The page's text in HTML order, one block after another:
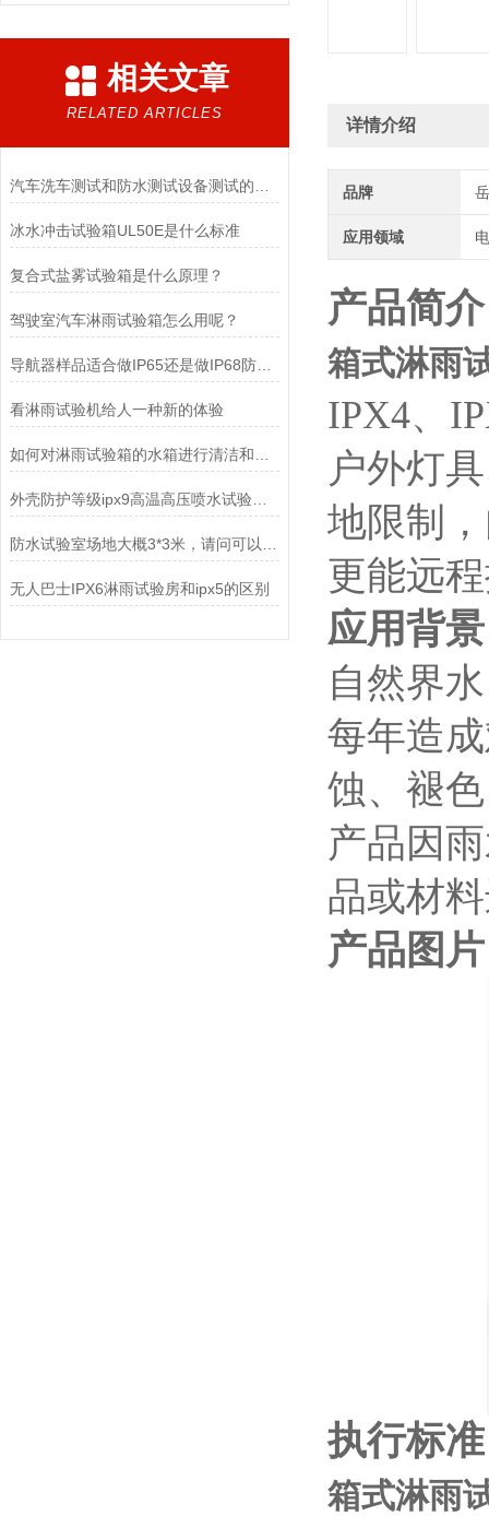
相关文章
RELATED ARTICLES
冰水冲击试验箱UL50E是什么标准
复合式盐雾试验箱是什么原理？
驾驶室汽车淋雨试验箱怎么用呢？
导航器样品适合做IP65还是做IP68防水测试？
看淋雨试验机给人一种新的体验
外壳防护等级ipx9高温高压喷水试验要求及接受条件
无人巴士IPX6淋雨试验房和ipx5的区别
详情介绍
品牌
应用领域
产品简介
箱式淋雨
IPX4、
户外灯
地限制
更能远
应用背景
自然界
每年造
蚀、褪
产品因
品或材
产品图片
执行标准
箱式淋雨